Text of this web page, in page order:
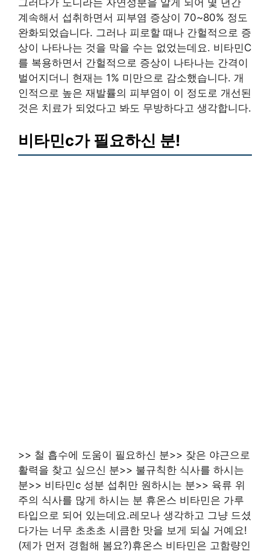
그러다가 노니라는 자연성분을 알게 되어 몇 년간
계속해서 섭취하면서 피부염 증상이 70~80% 정도
완화되었습니다. 그러나 피로할 때나 간헐적으로 증
상이 나타나는 것을 막을 수는 없었는데요. 비타민C
를 복용하면서 간헐적으로 증상이 나타나는 간격이
벌어지더니 현재는 1% 미만으로 감소했습니다. 개
인적으로 높은 재발률의 피부염이 이 정도로 개선된
것은 치료가 되었다고 봐도 무방하다고 생각합니다.
비타민c가 필요하신 분!
>> 철 흡수에 도움이 필요하신 분>> 잦은 야근으로
활력을 찾고 싶으신 분>> 불규칙한 식사를 하시는
분>> 비타민c 성분 섭취만 원하시는 분>> 육류 위
주의 식사를 많게 하시는 분 휴온스 비타민은 가루
타입으로 되어 있는데요.레모나 생각하고 그냥 드셨
다가는 너무 초초초 시큼한 맛을 보게 되실 거예요!
(제가 먼저 경험해 봄요?)휴온스 비타민은 고함량인